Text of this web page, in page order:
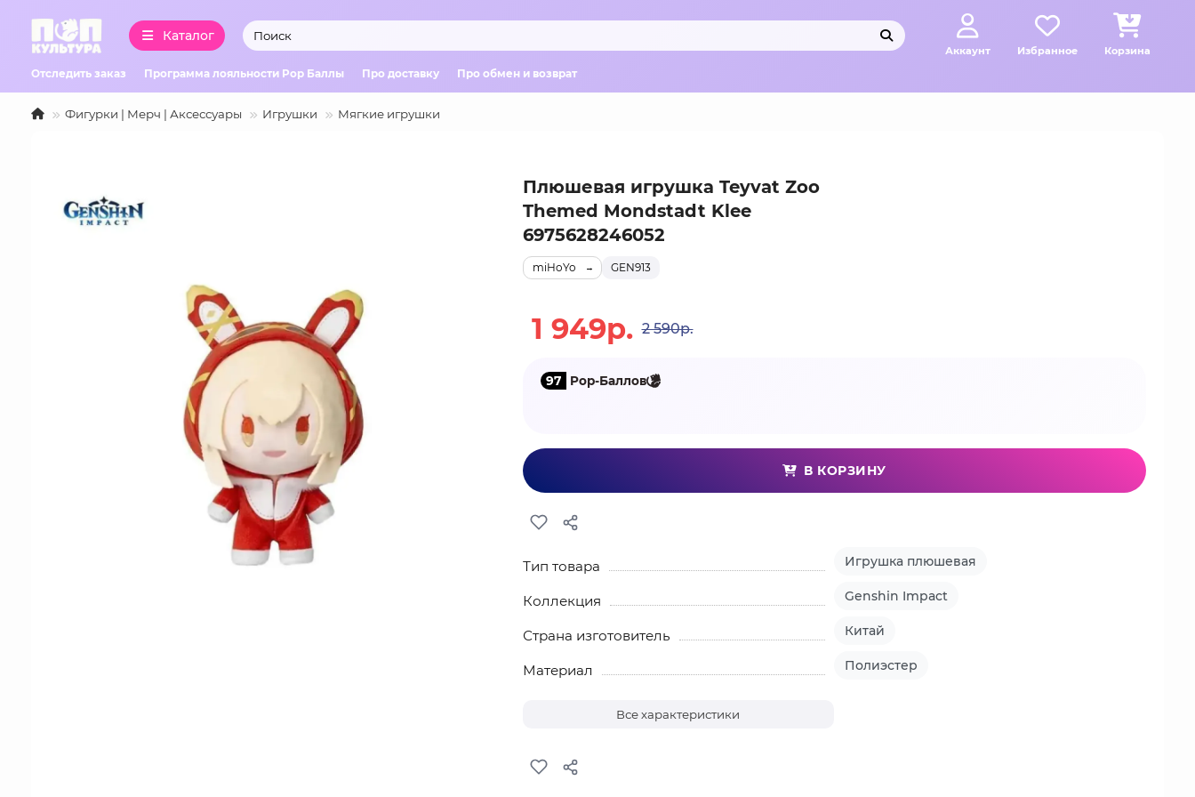
Каталог
Аккаунт Избранное Корзина
Отследить заказ Программа лояльности Pop Баллы Про доставку Про обмен и возврат
Фигурки | Мерч | Аксессуары Игрушки Мягкие игрушки
Плюшевая игрушка Teyvat Zoo
Themed Mondstadt Klee
6975628246052
GEN913
miHoYo
1 949р. 2 590р.
97 Pop-Баллов
В КОРЗИНУ
Тип товара Игрушка плюшевая
Коллекция Genshin Impact
Страна изготовитель Китай
Материал Полиэстер
Все характеристики